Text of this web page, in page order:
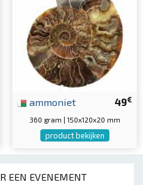
EEN EVENEMENT
49€
ammoniet
360 gram | 150x120x20 mm
product bekijken